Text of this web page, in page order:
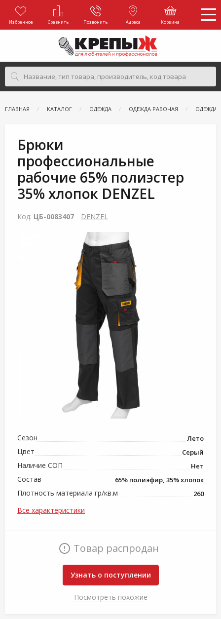
Избранное Сравнить Позвонить Адреса Корзина
ГЛАВНАЯ КАТАЛОГ ОДЕЖДА ОДЕЖДА РАБОЧАЯ ОДЕЖДА
Брюки
профессиональные
рабочие 65% полиэстер
35% хлопок DENZEL
Код: ЦБ-0083407 DENZEL
Сезон Лето
Цвет Серый
Наличие СОП Нет
Состав 65% полиэфир, 35% хлопок
Плотность материала гр/кв.м 260
Все характеристики
Товар распродан
Узнать о поступлении
Посмотреть похожие